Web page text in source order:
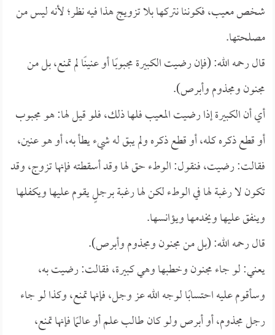
شخص معيب، فكوننا نتركها بلا تزويج هذا فيه نظر؛ لأنه ليس من
مصلحتها.
قال رحمه الله: (فإن رضيت الكبيرة مجبوبًا أو عنينًا لم تمنع، بل من
مجنون ومجذوم وأبرص).
أي أن الكبيرة إذا رضيت المعيب فلها ذلك، فلو قيل لها: هو مجبوب
أو قطع ذكره كله، أو قطع ذكره ولم يبق له شيء يطأ به، أو هو عنين،
فقالت: رضيت، فنقول: الوطء حق لها وقد أسقطته فإنها تزوج، وقد
تكون لا رغبة لها في الوطء لكن لها رغبة برجلٍ يقوم عليها ويكفلها
وينفق عليها ويخدمها ويؤانسها.
قال رحمه الله: (بل من مجنون ومجذوم وأبرص).
يعني: لو جاء مجنون وخطبها وهي كبيرة، فقالت: رضيت به،
وسأقوم عليه احتسابًا لوجه الله عز وجل، فإنها تمنع، وكذا لو جاء
رجل مجذوم، أو أبرص ولو كان طالب علم أو عالمًا فإنها تمنع،